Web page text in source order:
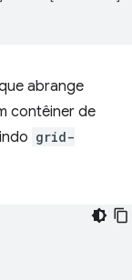
abrange
contêiner de
grid-